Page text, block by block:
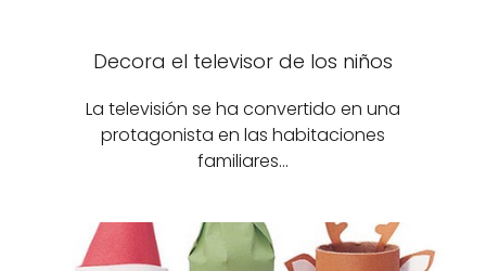
Decora el televisor de los niños
La televisión se ha convertido en una
protagonista en las habitaciones
familiares…